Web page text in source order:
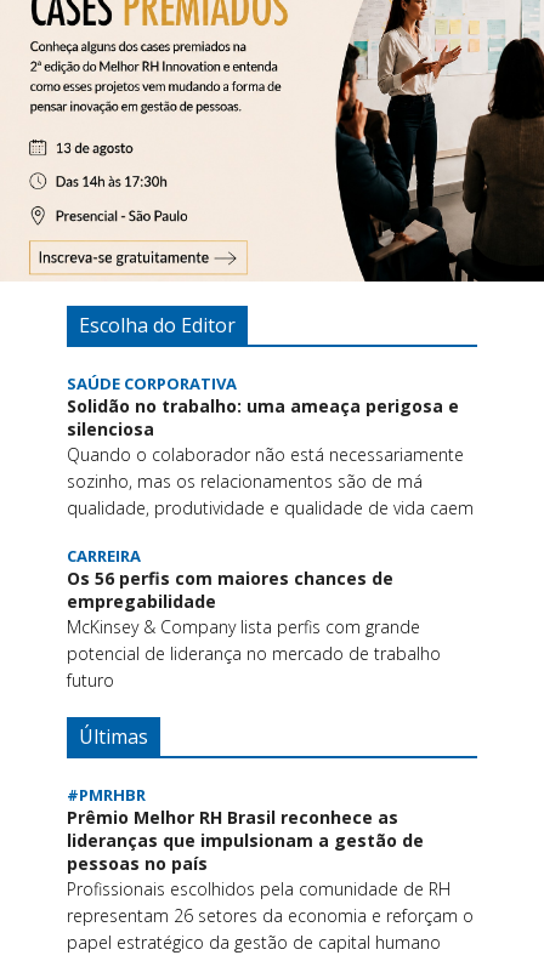
Escolha do Editor
SAÚDE CORPORATIVA
Solidão no trabalho: uma ameaça perigosa e
silenciosa
Quando o colaborador não está necessariamente
sozinho, mas os relacionamentos são de má
qualidade, produtividade e qualidade de vida caem
CARREIRA
Os 56 perfis com maiores chances de
empregabilidade
McKinsey & Company lista perfis com grande
potencial de liderança no mercado de trabalho
futuro
Últimas
#PMRHBR
Prêmio Melhor RH Brasil reconhece as
lideranças que impulsionam a gestão de
pessoas no país
Profissionais escolhidos pela comunidade de RH
representam 26 setores da economia e reforçam o
papel estratégico da gestão de capital humano